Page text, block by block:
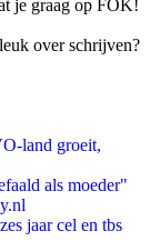
je graag op FOK!
over schrijven?
land groeit,
als moeder"
jaar cel en tbs